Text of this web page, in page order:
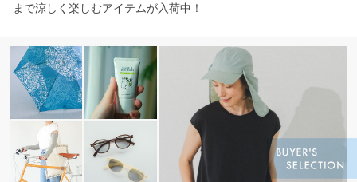
まで涼しく楽しむアイテムが入荷中！